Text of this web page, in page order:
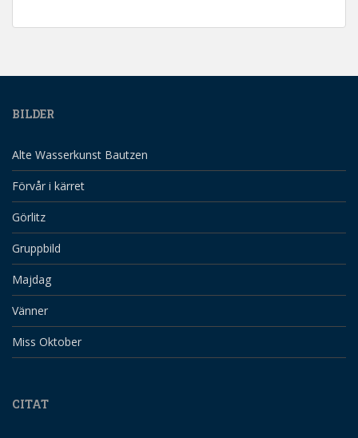
BILDER
Alte Wasserkunst Bautzen
Förvår i kärret
Görlitz
Gruppbild
Majdag
Vänner
Miss Oktober
CITAT